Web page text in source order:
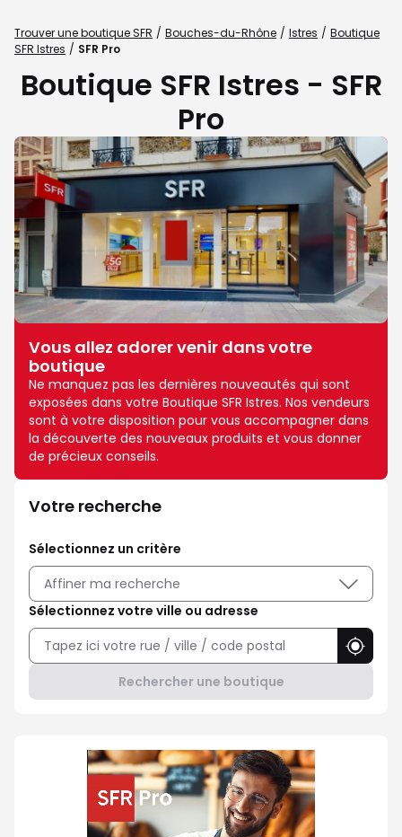
Trouver une boutique SFR Bouches-du-Rhône Istres
Boutique
SFR Istres
SFR Pro
Boutique SFR Istres - SFR
Pro
Vous allez adorer venir dans votre
boutique
Ne manquez pas les dernières nouveautés qui sont
exposées dans votre Boutique SFR Istres. Nos vendeurs
sont à votre disposition pour vous accompagner dans
la découverte des nouveaux produits et vous donner
de précieux conseils.
Votre recherche
Sélectionnez un critère
Affiner ma recherche
Sélectionnez votre ville ou adresse
Rechercher une boutique
Professionnel ? Choisissez